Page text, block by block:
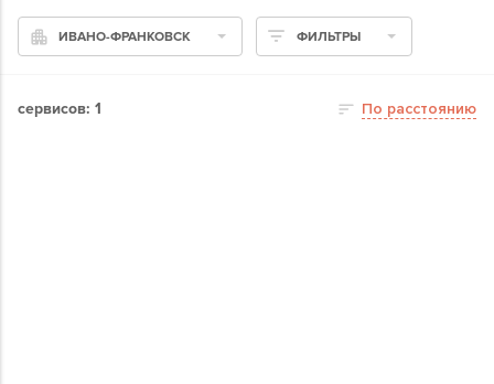
ИВАНО-ФРАНКОВСК ФИЛЬТРЫ
сервисов: 1 По расстоянию